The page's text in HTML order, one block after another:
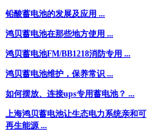
铅酸蓄电池的发展及应用 ...
鸿贝蓄电池在那些地方使用 ...
鸿贝蓄电池FM/BB1218消防专用 ...
鸿贝蓄电池维护，保养常识 ...
如何摆放、连接ups专用蓄电池？ ...
上海鸿贝蓄电池让生态电力系统亲和可
再生能源 ...